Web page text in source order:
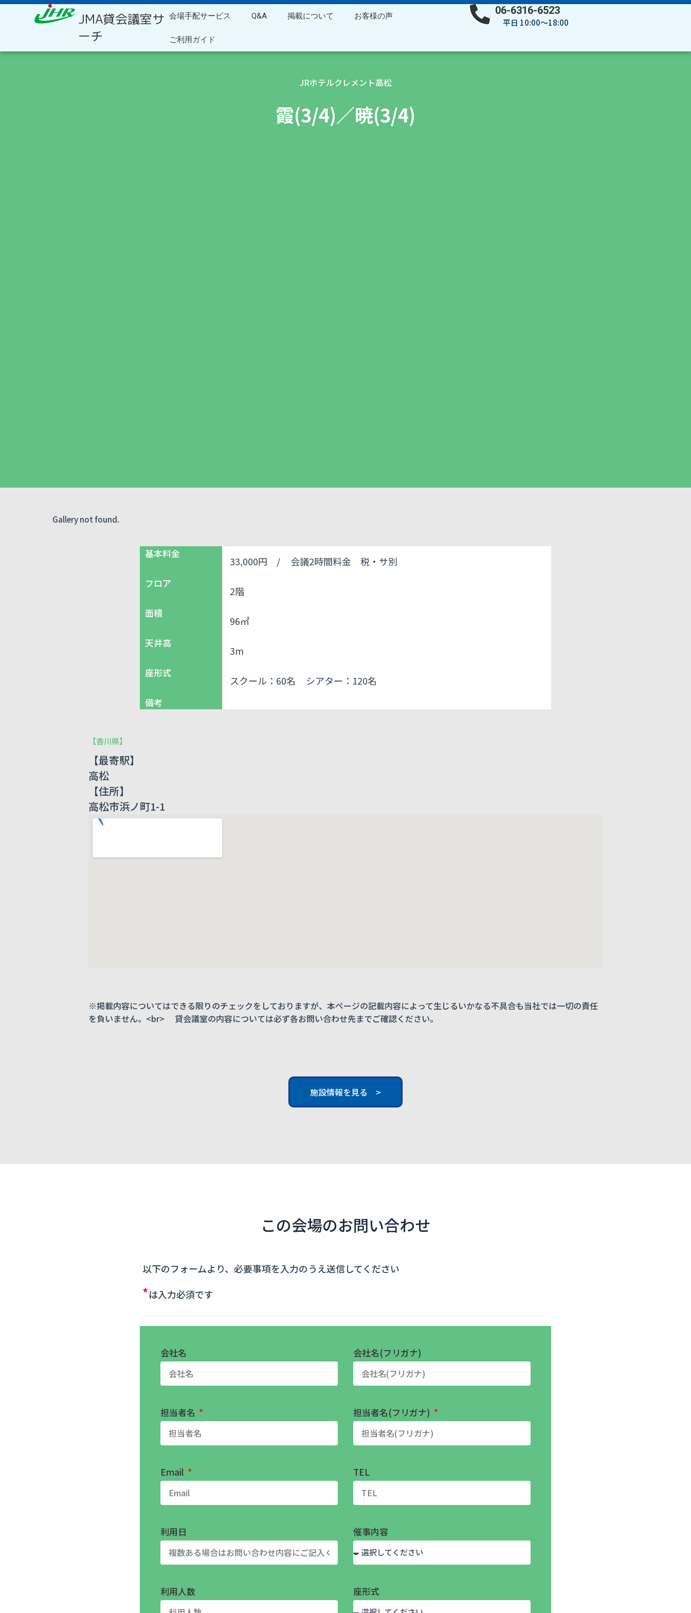
内
キ
JMA貸会議室サ
ーチ
会場手配サービス Q&A 掲載について お客様の声
ご利用ガイド
06-6316-6523
平日 10:00～18:00
JRホテルクレメント高松
霞(3/4)／暁(3/4)
Gallery not found.
基本料金
33,000円 / 会議2時間料金 税・サ別
フロア
2階
面積
96㎡
天井高
3m
座形式
スクール：60名 シアター：120名
備考
【香川県】
【最寄駅】
高松
【住所】
高松市浜ノ町1-1
※掲載内容についてはできる限りのチェックをしておりますが、本ページの記載内容によって生じるいかなる不具合も当社では一切の責任
を負いません。<br> 貸会議室の内容については必ず各お問い合わせ先までご確認ください。
施設情報を見る >
この会場のお問い合わせ
以下のフォームより、必要事項を入力のうえ送信してください
*は入力必須です
会社名 会社名(フリガナ)
担当者名 担当者名(フリガナ)
Email TEL
利用日 催事内容
利用人数 座形式